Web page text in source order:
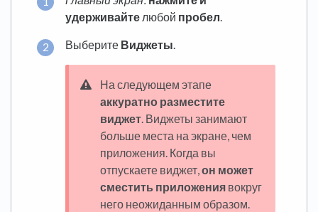
удерживайте любой пробел.
Выберите Виджеты.
На следующем этапе
аккуратно разместите
виджет. Виджеты занимают
больше места на экране, чем
приложения. Когда вы
отпускаете виджет,он может
сместить приложения вокруг
него неожиданным образом.